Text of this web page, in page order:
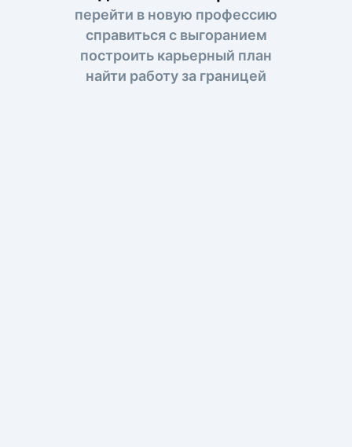
перейти в новую профессию
справиться с выгоранием
построить карьерный план
найти работу за границей